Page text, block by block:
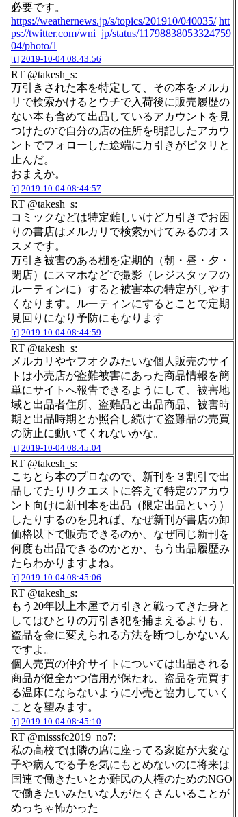
必要です。
https://weathernews.jp/s/topics/201910/040035/ htt
ps://twitter.com/wni_jp/status/11798838053324759
04/photo/1
[t] 2019-10-04 08:43:56
RT @takesh_s:
万引きされた本を特定して、その本をメルカ
リで検索かけるとウチで入荷後に販売履歴の
ない本も含めて出品しているアカウントを見
つけたので自分の店の住所を明記したアカウ
ントでフォローした途端に万引きがピタリと
止んだ。
おまえか。
[t] 2019-10-04 08:44:57
RT @takesh_s:
コミックなどは特定難しいけど万引きでお困
りの書店はメルカリで検索かけてみるのオス
スメです。
万引き被害のある棚を定期的（朝・昼・夕・
閉店）にスマホなどで撮影（レジスタッフの
ルーティンに）すると被害本の特定がしやす
くなります。ルーティンにするとことで定期
見回りになり予防にもなります
[t] 2019-10-04 08:44:59
RT @takesh_s:
メルカリやヤフオクみたいな個人販売のサイ
トは小売店が盗難被害にあった商品情報を簡
単にサイトへ報告できるようにして、被害地
域と出品者住所、盗難品と出品商品、被害時
期と出品時期とか照合し続けて盗難品の売買
の防止に動いてくれないかな。
[t] 2019-10-04 08:45:04
RT @takesh_s:
こちとら本のプロなので、新刊を３割引で出
品してたりリクエストに答えて特定のアカウ
ント向けに新刊本を出品（限定出品という）
したりするのを見れば、なぜ新刊が書店の卸
価格以下で販売できるのか、なぜ同じ新刊を
何度も出品できるのかとか、もう出品履歴み
たらわかりますよね。
[t] 2019-10-04 08:45:06
RT @takesh_s:
もう20年以上本屋で万引きと戦ってきた身と
してはひとりの万引き犯を捕まえるよりも、
盗品を金に変えられる方法を断つしかないん
ですよ。
個人売買の仲介サイトについては出品される
商品が健全かつ信用が保たれ、盗品を売買す
る温床にならないように小売と協力していく
ことを望みます。
[t] 2019-10-04 08:45:10
RT @misssfc2019_no7:
私の高校では隣の席に座ってる家庭が大変な
子や病んでる子を気にもとめないのに将来は
国連で働きたいとか難民の人権のためのNGO
で働きたいみたいな人がたくさんいることが
めっちゃ怖かった